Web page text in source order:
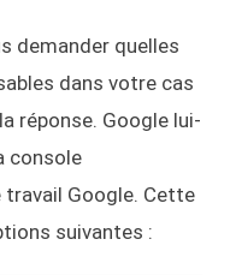
demander quelles
dans votre cas
réponse. Google lui-
console
Google. Cette
suivantes :